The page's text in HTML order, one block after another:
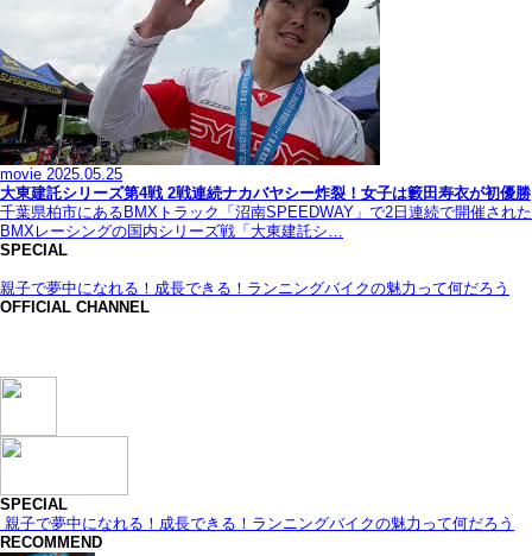
movie 2025.05.25
大東建託シリーズ第4戦 2戦連続ナカバヤシー炸裂！女子は籔田寿衣が初優勝
千葉県柏市にあるBMXトラック「沼南SPEEDWAY」で2日連続で開催された
BMXレーシングの国内シリーズ戦「大東建託シ…
SPECIAL
親子で夢中になれる！成長できる！ランニングバイクの魅力って何だろう
OFFICIAL CHANNEL
SPECIAL
親子で夢中になれる！成長できる！ランニングバイクの魅力って何だろう
RECOMMEND